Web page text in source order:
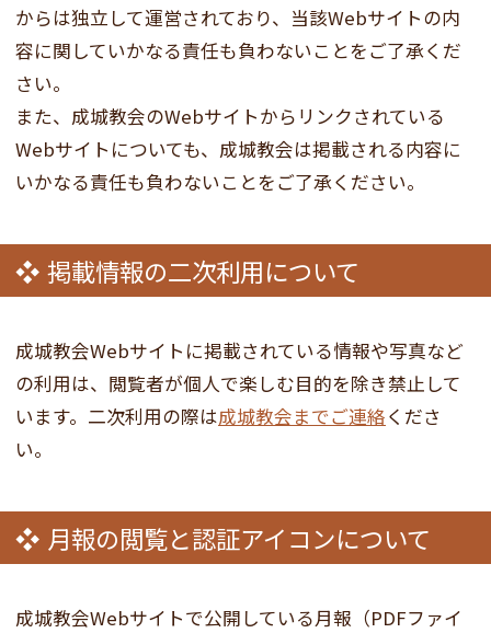
からは独立して運営されており、当該Webサイトの内
容に関していかなる責任も負わないことをご了承くだ
さい。
また、成城教会のWebサイトからリンクされている
Webサイトについても、成城教会は掲載される内容に
いかなる責任も負わないことをご了承ください。
掲載情報の二次利用について
成城教会Webサイトに掲載されている情報や写真など
の利用は、閲覧者が個人で楽しむ目的を除き禁止して
います。二次利用の際は成城教会までご連絡くださ
い。
月報の閲覧と認証アイコンについて
成城教会Webサイトで公開している月報（PDFファイ